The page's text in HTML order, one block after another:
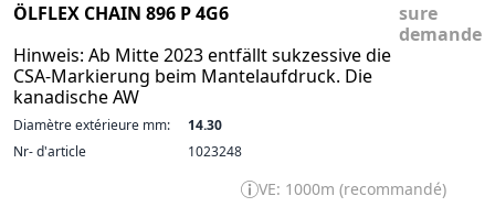
ÖLFLEX CHAIN 896 P 4G6
Hinweis: Ab Mitte 2023 entfällt sukzessive die
CSA-Markierung beim Mantelaufdruck. Die
kanadische AW
sure
demande
Diamètre extérieure mm:
14.30
Nr- d'article
1023248
VE: 1000m (recommandé)